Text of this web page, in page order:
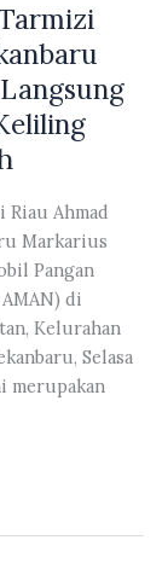
Ahmad
Markarius
Pangan
di
Kelurahan
Selasa
merupakan